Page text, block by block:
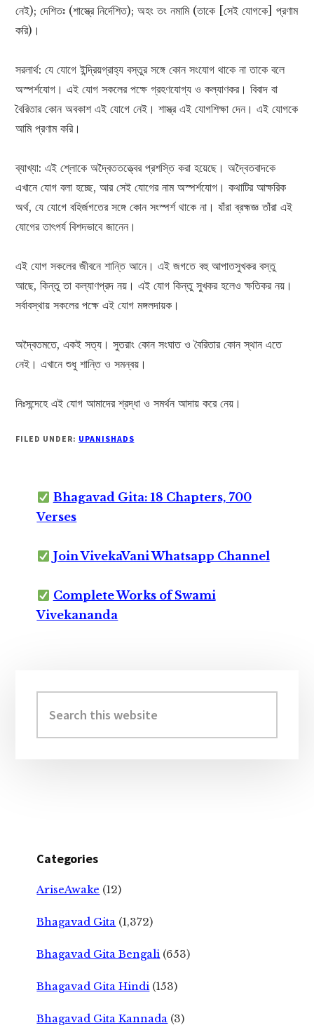
নেই); দেশিতঃ (শাস্ত্রে নির্দেশিত); অহং তং নমামি (তাকে [সেই যোগকে] প্রণাম
করি)।
সরলার্থ: যে যোগে ইন্দ্রিয়গ্রাহ্য বস্তুর সঙ্গে কোন সংযোগ থাকে না তাকে বলে
অস্পর্শযোগ। এই যোগ সকলের পক্ষে গ্রহণযোগ্য ও কল্যাণকর। বিবাদ বা
বৈরিতার কোন অবকাশ এই যোগে নেই। শাস্ত্র এই যোগশিক্ষা দেন। এই যোগকে
আমি প্রণাম করি।
ব্যাখ্যা: এই শ্লোকে অদ্বৈততত্ত্বের প্রশস্তি করা হয়েছে। অদ্বৈতবাদকে
এখানে যোগ বলা হচ্ছে, আর সেই যোগের নাম অস্পর্শযোগ। কথাটির আক্ষরিক
অর্থ, যে যোগে বহির্জগতের সঙ্গে কোন সংস্পর্শ থাকে না। যাঁরা ব্রহ্মজ্ঞ তাঁরা এই
যোগের তাৎপর্য বিশদভাবে জানেন।
এই যোগ সকলের জীবনে শান্তি আনে। এই জগতে বহু আপাতসুখকর বস্তু
আছে, কিন্তু তা কল্যাণপ্রদ নয়। এই যোগ কিন্তু সুখকর হলেও ক্ষতিকর নয়।
সর্বাবস্থায় সকলের পক্ষে এই যোগ মঙ্গলদায়ক।
অদ্বৈতমতে, একই সত্য। সুতরাং কোন সংঘাত ও বৈরিতার কোন স্থান এতে
নেই। এখানে শুধু শান্তি ও সমন্বয়।
নিঃসন্দেহে এই যোগ আমাদের শ্রদ্ধা ও সমর্থন আদায় করে নেয়।
FILED UNDER: UPANISHADS
Bhagavad Gita: 18 Chapters, 700
Verses
Join VivekaVani Whatsapp Channel
Complete Works of Swami
Vivekananda
Sidebar
this
website
Categories
AriseAwake (12)
Bhagavad Gita (1,372)
Bhagavad Gita Bengali (653)
Bhagavad Gita Hindi (153)
Bhagavad Gita Kannada (3)